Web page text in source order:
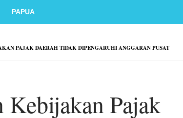
PAPUA
PAJAK DAERAH TIDAK DIPENGARUHI ANGGARAN PUSAT
Kebijakan Pajak